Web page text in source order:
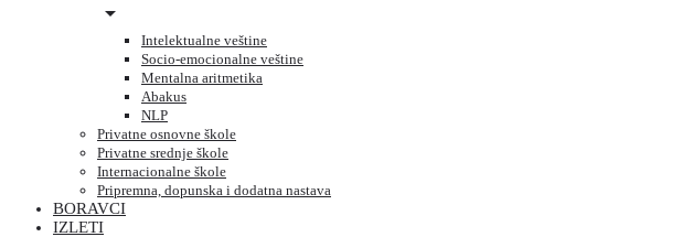
Intelektualne veštine
Socio-emocionalne veštine
Mentalna aritmetika
Abakus
NLP
Privatne osnovne škole
Privatne srednje škole
Internacionalne škole
Pripremna, dopunska i dodatna nastava
BORAVCI
IZLETI